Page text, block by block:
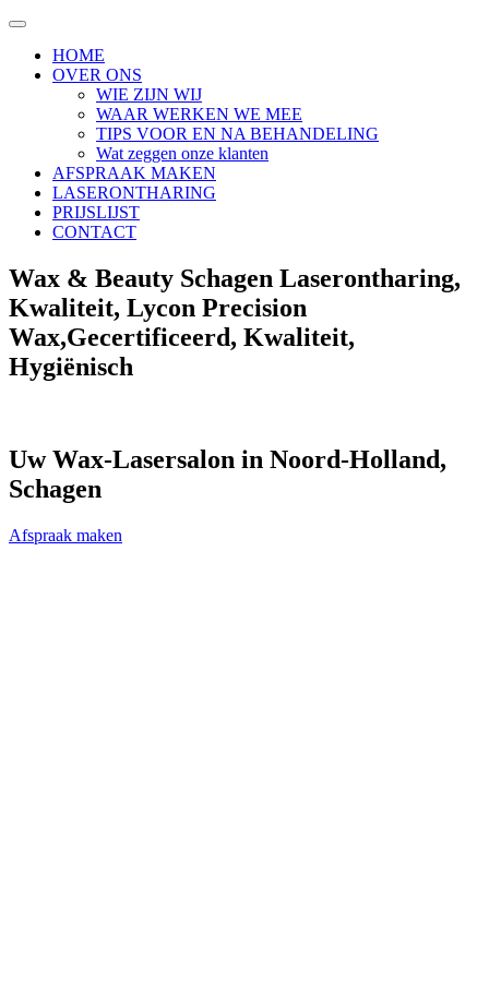
HOME
OVER ONS
WIE ZIJN WIJ
WAAR WERKEN WE MEE
TIPS VOOR EN NA BEHANDELING
Wat zeggen onze klanten
AFSPRAAK MAKEN
LASERONTHARING
PRIJSLIJST
CONTACT
Wax & Beauty Schagen Laserontharing,
Kwaliteit, Lycon Precision
Wax,Gecertificeerd, Kwaliteit,
Hygiënisch
Uw Wax-Lasersalon in Noord-Holland,
Schagen
Afspraak maken